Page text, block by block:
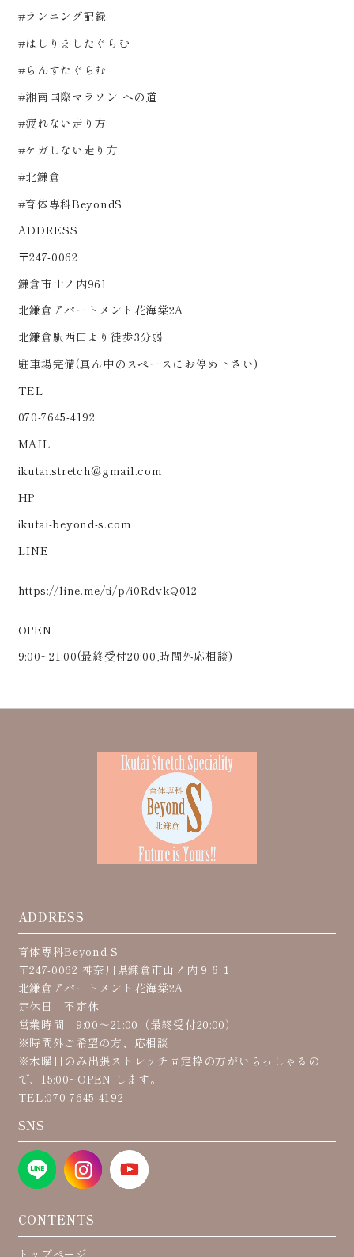
#ランニング記録
#はしりましたぐらむ
#らんすたぐらむ
#湘南国際マラソン への道
#疲れない走り方
#ケガしない走り方
#北鎌倉
#育体専科BeyondS
ADDRESS
〒247-0062
鎌倉市山ノ内961
北鎌倉アパートメント花海棠2A
北鎌倉駅西口より徒歩3分弱
駐車場完備(真ん中のスペースにお停め下さい)
TEL
070-7645-4192
MAIL
ikutai.stretch@gmail.com
HP
ikutai-beyond-s.com
LINE
https://line.me/ti/p/i0RdvkQ0l2
OPEN
9:00~21:00(最終受付20:00,時間外応相談)
ADDRESS
育体専科Beyond S
〒247-0062 神奈川県鎌倉市山ノ内９６１
北鎌倉アパートメント花海棠2A
定休日 不定休
営業時間 9:00〜21:00（最終受付20:00）
※時間外ご希望の方、応相談
※木曜日のみ出張ストレッチ固定枠の方がいらっしゃるの
で、15:00~OPEN します。
TEL:070-7645-4192
SNS
CONTENTS